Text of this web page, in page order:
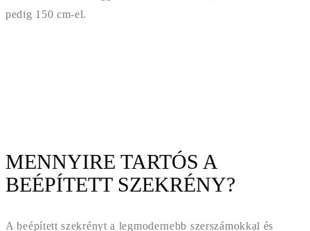
pedig 150 cm-el.
MENNYIRE TARTÓS A
BEÉPÍTETT SZEKRÉNY?
A beépített szekrényt a legmodernebb szerszámokkal és